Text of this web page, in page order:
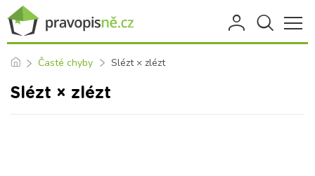
Časté chyby Slézt × zlézt
Slézt × zlézt